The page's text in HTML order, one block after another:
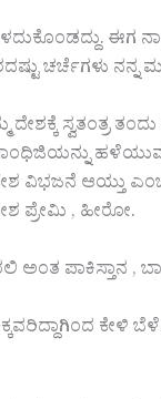
ತಿಳದುಕೊಂಡದ್ದು.
ಚರ್ಚೆಗಳು ನನ್ನ
ಸ್ವತಂತ್ರ
ಗಾಂಧಿಜಿಯನ್ನು
ವಿಭಜನೆ ಆಯ್ತು
ಪ್ರೇಮಿ , ಹೀರೋ.
ಅಂತ ಪಾಕಿಸ್ತಾನ ,
ಕೇಳಿ